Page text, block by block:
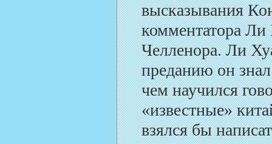
высказывания
комментатора
Челленора. Ли
преданию он
чем научился
«известные»
взялся бы